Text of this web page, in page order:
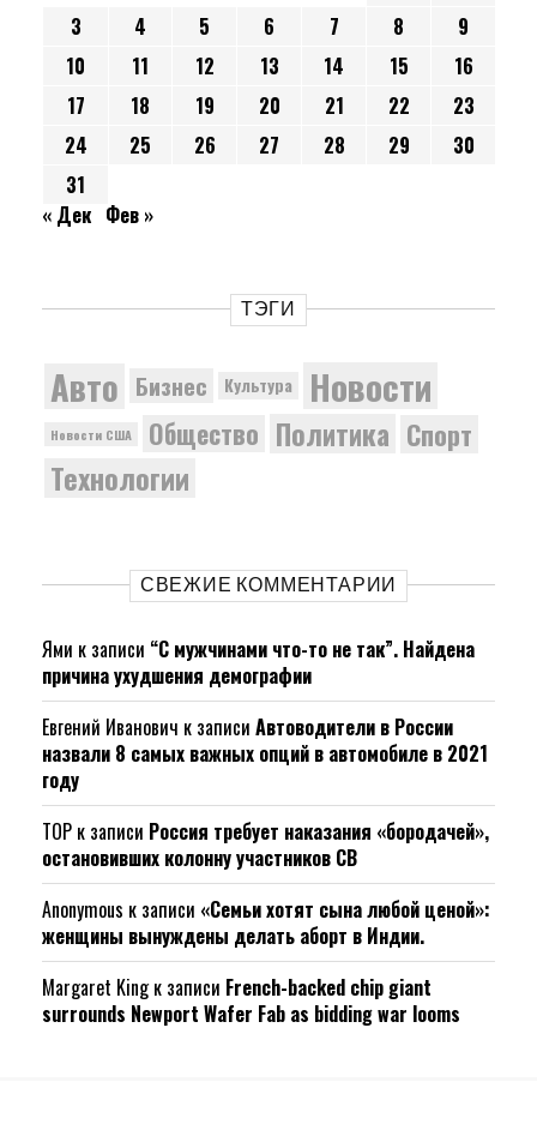
3
4 5 6 7 8
9
10
11 12 13 14 15
16
17
18 19 20 21 22
23
24
25 26 27 28 29
30
31
« Дек Фев »
ТЭГИ
Авто Бизнес Культура Новости
Новости США Общество Политика Спорт
Технологии
СВЕЖИЕ КОММЕНТАРИИ
Ями к записи “С мужчинами что-то не так”. Найдена
причина ухудшения демографии
Евгений Иванович к записи Автоводители в России
назвали 8 самых важных опций в автомобиле в 2021
году
ТОР к записи Россия требует наказания «бородачей»,
остановивших колонну участников СВ
Anonymous к записи «Семьи хотят сына любой ценой»:
женщины вынуждены делать аборт в Индии.
Margaret Kingк записи French-backed chip giant
surrounds Newport Wafer Fab as bidding war looms